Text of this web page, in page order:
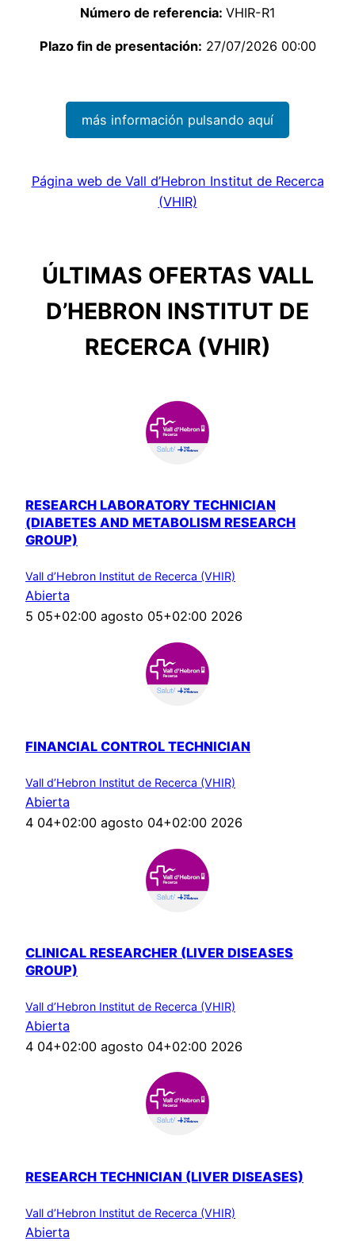
Número de referencia: VHIR-R1
Plazo fin de presentación: 27/07/2026 00:00
más información pulsando aquí
Página web de Vall d’Hebron Institut de Recerca
(VHIR)
ÚLTIMAS OFERTAS VALL
D’HEBRON INSTITUT DE
RECERCA (VHIR)
RESEARCH LABORATORY TECHNICIAN
(DIABETES AND METABOLISM RESEARCH
GROUP)
Vall d’Hebron Institut de Recerca (VHIR)
Abierta
5 05+02:00 agosto 05+02:00 2026
FINANCIAL CONTROL TECHNICIAN
Vall d’Hebron Institut de Recerca (VHIR)
Abierta
4 04+02:00 agosto 04+02:00 2026
CLINICAL RESEARCHER (LIVER DISEASES
GROUP)
Vall d’Hebron Institut de Recerca (VHIR)
Abierta
4 04+02:00 agosto 04+02:00 2026
RESEARCH TECHNICIAN (LIVER DISEASES)
Vall d’Hebron Institut de Recerca (VHIR)
Abierta